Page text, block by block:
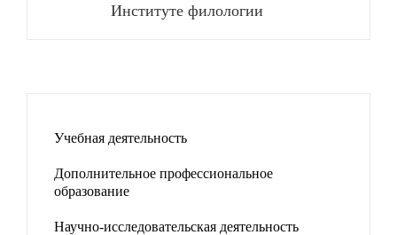
Институте филологии
Учебная деятельность
Дополнительное профессиональное
образование
Научно-исследовательская деятельность